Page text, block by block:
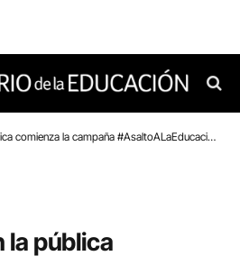
comienza la campaña #AsaltoALaEducación
la pública